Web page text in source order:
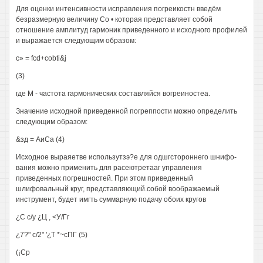
Для оценки интенсивности исправления погреикостн введём
безразмерную величину Со • которая представляет собой
отношение амплитуд гармоник приведенного и исходного профилей
и выражается следующим образом:
с» = fcd+cobti&j
(3)
где М - частота гармонических составляйся вогреиностеа.
Значение исходной приведенной погреппости можно определить
следующим образом:
&зд = АиСа (4)
Исходное выраяетве использутзэ?е для одшгстороннего шнифо-
вания можно применить для расеютретааг управления
приведенных погрешностей. При этом приведенный
шлифовальный круг, представляющий.собой воображаемый
инструмент, будет имгть суммарную подачу обоих кругов
¿С с/у ¿Ц , <У/Гг
¿7?" с/2" '¿Т *~сПГ (5)
(¡Ср